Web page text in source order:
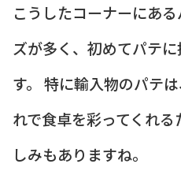
こうしたコーナーにあ
ズが多く、初めてパテ
す。 特に輸入物のパテ
れで食卓を彩ってくれ
しみもありますね。